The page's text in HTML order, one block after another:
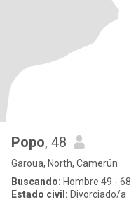
Popo, 48
Garoua, North, Camerún
Buscando: Hombre 49 - 68
Estado civil: Divorciado/a